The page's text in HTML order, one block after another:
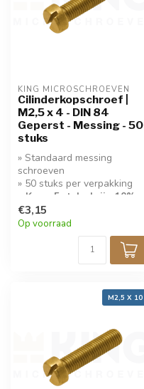
KING MICROSCHROEVEN
Cilinderkopschroef |
M2,5 x 4 - DIN 84
Geperst - Messing - 50
stuks
» Standaard messing
schroeven
» 50 stuks per verpakking
» Koop 5 stuks krijg 10%
korting!
€3,15
Op voorraad
M2,5 X 10